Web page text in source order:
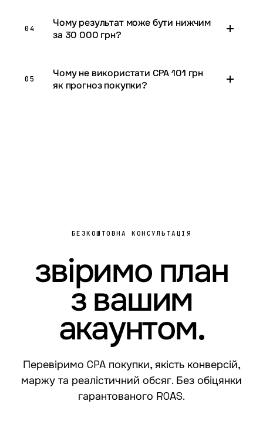
04
Чому результат може бути нижчим
за 30 000 грн?
05
Чому не використати CPA 101 грн
як прогноз покупки?
БЕЗКОШТОВНА КОНСУЛЬТАЦІЯ
звіримо план
з вашим
акаунтом.
Перевіримо CPA покупки, якість конверсій,
маржу та реалістичний обсяг. Без обіцянки
гарантованого ROAS.